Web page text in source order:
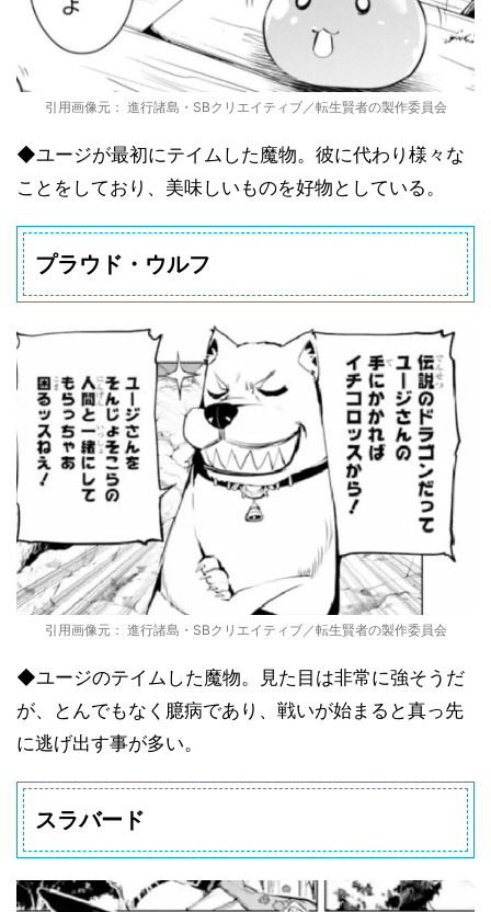
引用画像元： 進行諸島・SBクリエイティブ／転生賢者の製作委員会
◆ユージが最初にテイムした魔物。彼に代わり様々な
ことをしており、美味しいものを好物としている。
プラウド・ウルフ
引用画像元： 進行諸島・SBクリエイティブ／転生賢者の製作委員会
◆ユージのテイムした魔物。見た目は非常に強そうだ
が、とんでもなく臆病であり、戦いが始まると真っ先
に逃げ出す事が多い。
スラバード